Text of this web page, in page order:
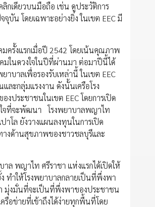
กเดียวบนมือถือ เช่น ดูประวัติการ
น โดยเฉพาะอย่างยิ่ง ในเขต EEC มี
มครั้งแรกเมื่อปี 2542 โดยเน้นคุณภาพ
มในดวงใจในปีที่ผ่านมา ต่อมาปีนี้ได้
บาลเพื่อรองรับเหล่านี้ ในเขต EEC
ะกลุ่มแรงงาน ดังนั้นเครือโรง
ประชาชนในเขต EEC โดยการเปิด
ใจที่จะพัฒนา โรงพยาบาลพญาไท
โล ยังวางแผนลงทุนในการเปิด
งด้านสุขภาพของชาวชลบุรีและ
ล พญาไท ศรีราชา แห่งแรกได้เปิดให้
ทำให้โรงพยาบาลกลายเป็นที่พึ่งพา
มุ่งมั่นที่จะเป็นที่พึ่งพาของประชาชน
รือข่ายที่เข้าถึงได้ง่ายทุกพื้นที่โดย